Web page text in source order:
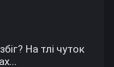
На тлі чуток